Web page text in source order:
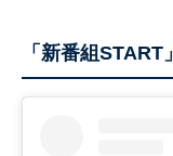
「新番組START」